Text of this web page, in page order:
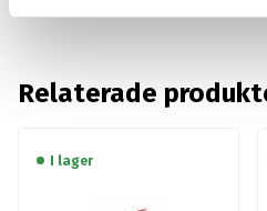
Relaterade
I lager